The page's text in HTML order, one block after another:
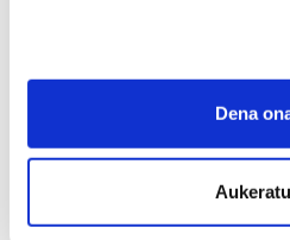
If you allow, we would also like
Collect information
meters
Identify your device by
specific characteristics
Dena
Aukeratu